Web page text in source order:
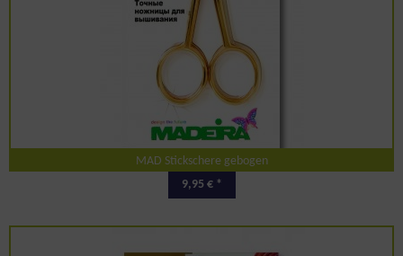
MAD Stickschere gebogen
9,95 € *